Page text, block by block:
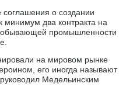
соглашения о создании
минимум два контракта на
промышленности
на мировом рынке
его иногда называют
Медельинским